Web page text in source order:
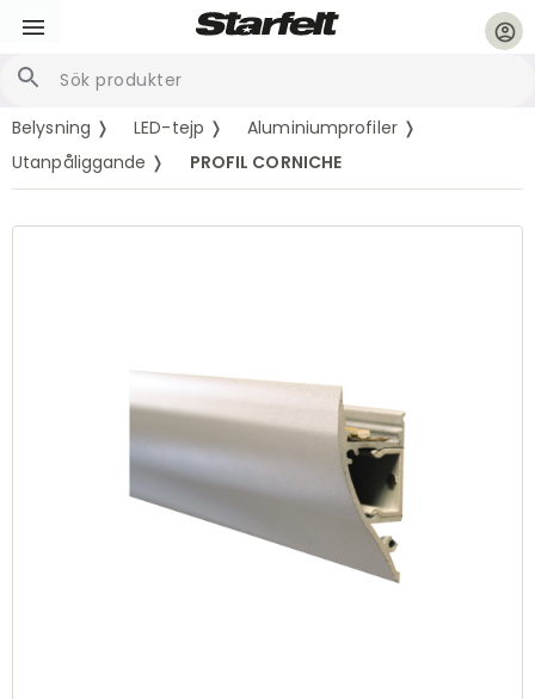
account_circle
Belysning ❭ LED-tejp ❭
Aluminiumprofiler ❭
Utanpåliggande ❭
PROFIL CORNICHE